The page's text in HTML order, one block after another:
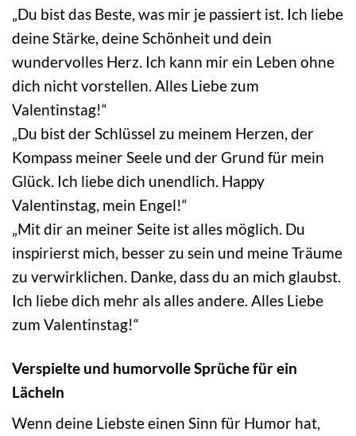
„Du bist das Beste, was mir je passiert ist. Ich liebe
deine Stärke, deine Schönheit und dein
wundervolles Herz. Ich kann mir ein Leben ohne
dich nicht vorstellen. Alles Liebe zum
Valentinstag!“
„Du bist der Schlüssel zu meinem Herzen, der
Kompass meiner Seele und der Grund für mein
Glück. Ich liebe dich unendlich. Happy
Valentinstag, mein Engel!“
„Mit dir an meiner Seite ist alles möglich. Du
inspirierst mich, besser zu sein und meine Träume
zu verwirklichen. Danke, dass du an mich glaubst.
Ich liebe dich mehr als alles andere. Alles Liebe
zum Valentinstag!“
Verspielte und humorvolle Sprüche für ein
Lächeln
Wenn deine Liebste einen Sinn für Humor hat,